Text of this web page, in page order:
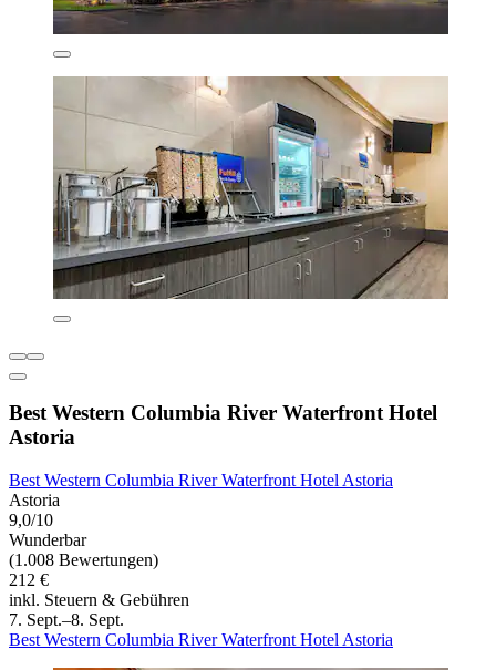
Best Western Columbia River Waterfront Hotel
Astoria
Best Western Columbia River Waterfront Hotel Astoria
Astoria
9,0/10
Wunderbar
(1.008 Bewertungen)
212 €
inkl. Steuern & Gebühren
7. Sept.–8. Sept.
Best Western Columbia River Waterfront Hotel Astoria